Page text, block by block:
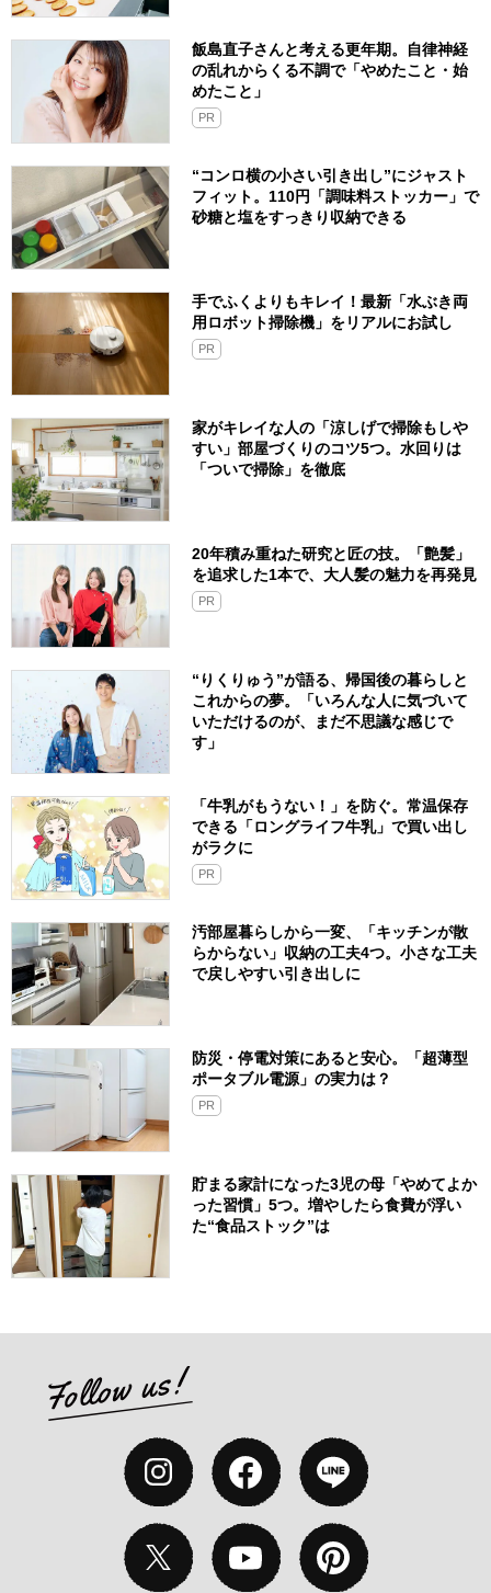
飯島直子さんと考える更年期。自律神経
の乱れからくる不調で「やめたこと・始
めたこと」
PR
“コンロ横の小さい引き出し”にジャスト
フィット。110円「調味料ストッカー」で
砂糖と塩をすっきり収納できる
手でふくよりもキレイ！最新「水ぶき両
用ロボット掃除機」をリアルにお試し
PR
家がキレイな人の「涼しげで掃除もしや
すい」部屋づくりのコツ5つ。水回りは
「ついで掃除」を徹底
20年積み重ねた研究と匠の技。「艶髪」
を追求した1本で、大人髪の魅力を再発見
PR
“りくりゅう”が語る、帰国後の暮らしと
これからの夢。「いろんな人に気づいて
いただけるのが、まだ不思議な感じで
す」
「牛乳がもうない！」を防ぐ。常温保存
できる「ロングライフ牛乳」で買い出し
がラクに
PR
汚部屋暮らしから一変、「キッチンが散
らからない」収納の工夫4つ。小さな工夫
で戻しやすい引き出しに
防災・停電対策にあると安心。「超薄型
ポータブル電源」の実力は？​
PR
貯まる家計になった3児の母「やめてよか
った習慣」5つ。増やしたら食費が浮い
た“食品ストック”は